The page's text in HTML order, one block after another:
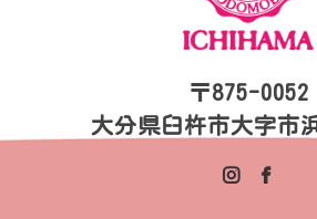
〒875-0052
大分県臼杵市大字市